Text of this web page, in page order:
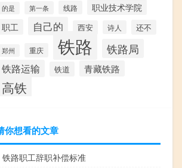
的是 第一条 线路
职业技术学院
职工
自己的 西安 诗人 还不
郑州 重庆 铁路 铁路局
铁路运输 铁道 青藏铁路
高铁
你想看的文章
铁路职工辞职补偿标准